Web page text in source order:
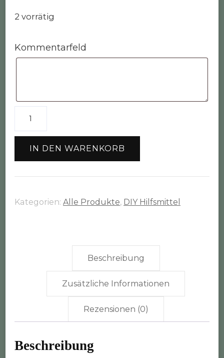
2 vorrätig
Kommentarfeld
IN DEN WARENKORB
Kategorien: Alle Produkte, DIY Hilfsmittel
Beschreibung
Zusätzliche Informationen
Rezensionen (0)
Beschreibung